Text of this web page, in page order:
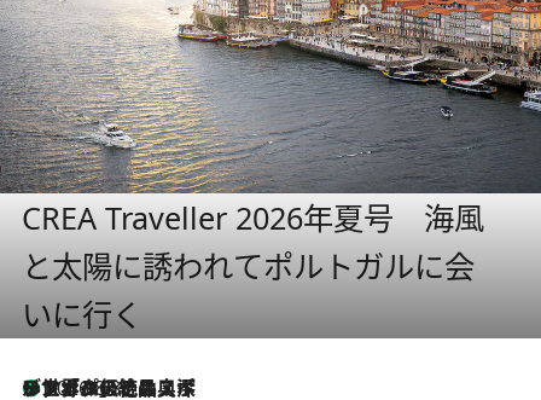
CREA Traveller 2026年夏号 海風
と太陽に誘われてポルトガルに会
いに行く
2026.8.8
リスボンの絶品スイーツ「パステル・デ・ナタ」とは？ポルトガル伝統の奥深い世界へ